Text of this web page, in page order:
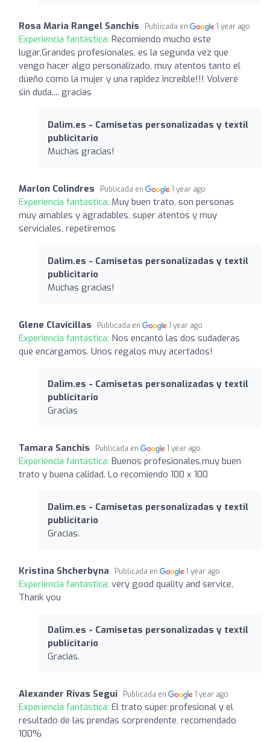
Rosa Maria Rangel Sanchis Publicada en 1 year ago
Experiencia fantástica: Recomiendo mucho este
lugar,Grandes profesionales, es la segunda vez que
vengo hacer algo personalizado, muy atentos tanto el
dueño como la mujer y una rapidez increíble!!! Volveré
sin duda.... gracias
Dalim.es - Camisetas personalizadas y textil
publicitario
Muchas gracias!
Marlon Colindres Publicada en 1 year ago
Experiencia fantástica: Muy buen trato, son personas
muy amables y agradables, super atentos y muy
serviciales, repetiremos
Dalim.es - Camisetas personalizadas y textil
publicitario
Muchas gracias!
Glene Clavicillas Publicada en 1 year ago
Experiencia fantástica: Nos encantó las dos sudaderas
que encargamos. Unos regalos muy acertados!
Dalim.es - Camisetas personalizadas y textil
publicitario
Gracias
Tamara Sanchis Publicada en 1 year ago
Experiencia fantástica: Buenos profesionales,muy buen
trato y buena calidad. Lo recomiendo 100 x 100
Dalim.es - Camisetas personalizadas y textil
publicitario
Gracias.
Kristina Shcherbyna Publicada en 1 year ago
Experiencia fantástica: very good quality and service,
Thank you
Dalim.es - Camisetas personalizadas y textil
publicitario
Gracias.
Alexander Rivas Segui Publicada en 1 year ago
Experiencia fantástica: El trato súper profesional y el
resultado de las prendas sorprendente, recomendado
100%